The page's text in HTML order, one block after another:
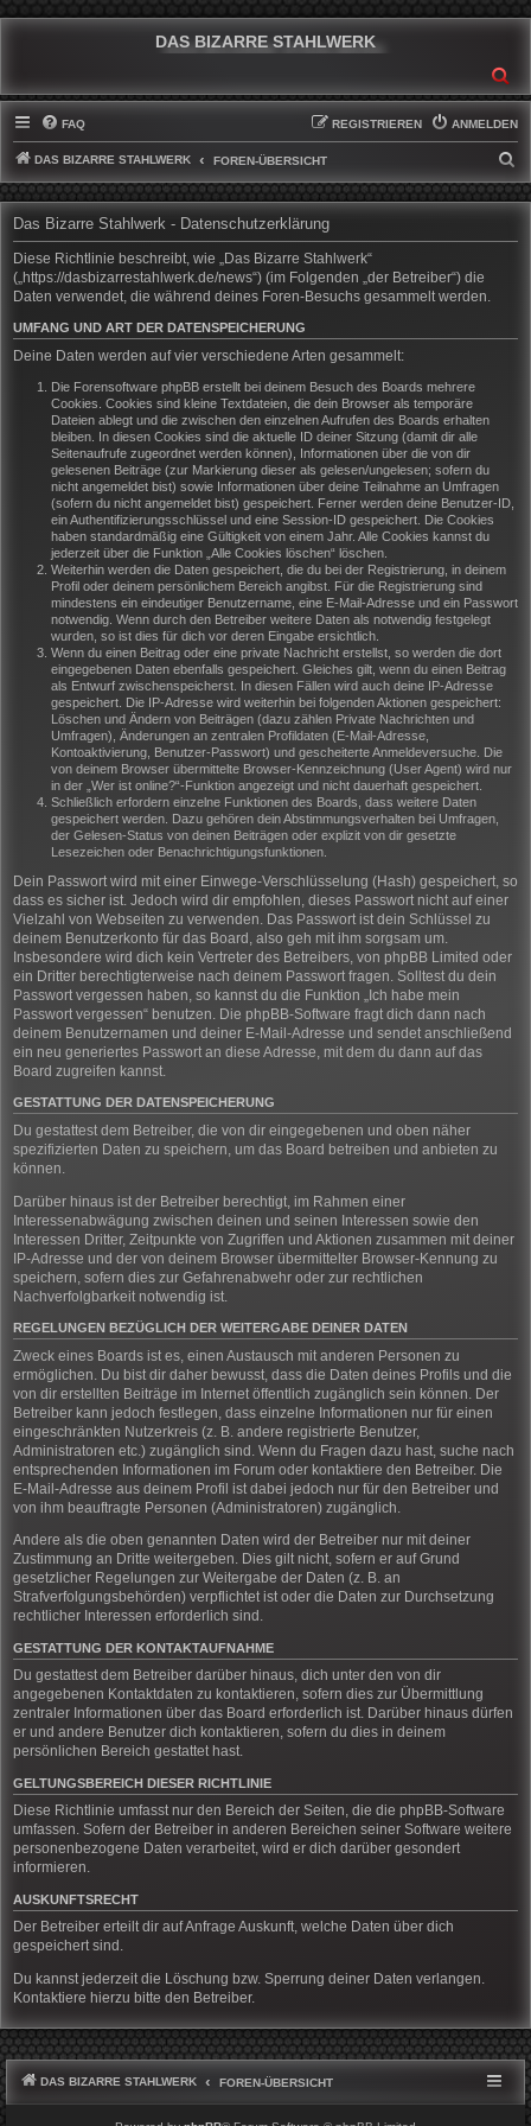
DAS BIZARRE STAHLWERK
FAQ ANMELDEN
REGISTRIEREN
DAS BIZARRE STAHLWERK FOREN-ÜBERSICHT
U
H
Das Bizarre Stahlwerk - Datenschutzerklärung
Diese Richtlinie beschreibt, wie „Das Bizarre Stahlwerk“
(„https://dasbizarrestahlwerk.de/news“) (im Folgenden „der Betreiber“) die
Daten verwendet, die während deines Foren-Besuchs gesammelt werden.
UMFANG UND ART DER DATENSPEICHERUNG
Deine Daten werden auf vier verschiedene Arten gesammelt:
Die Forensoftware phpBB erstellt bei deinem Besuch des Boards mehrere
Cookies. Cookies sind kleine Textdateien, die dein Browser als temporäre
Dateien ablegt und die zwischen den einzelnen Aufrufen des Boards erhalten
bleiben. In diesen Cookies sind die aktuelle ID deiner Sitzung (damit dir alle
Seitenaufrufe zugeordnet werden können), Informationen über die von dir
gelesenen Beiträge (zur Markierung dieser als gelesen/ungelesen; sofern du
nicht angemeldet bist) sowie Informationen über deine Teilnahme an Umfragen
(sofern du nicht angemeldet bist) gespeichert. Ferner werden deine Benutzer-ID,
ein Authentifizierungsschlüssel und eine Session-ID gespeichert. Die Cookies
haben standardmäßig eine Gültigkeit von einem Jahr. Alle Cookies kannst du
jederzeit über die Funktion „Alle Cookies löschen“ löschen.
Weiterhin werden die Daten gespeichert, die du bei der Registrierung, in deinem
Profil oder deinem persönlichem Bereich angibst. Für die Registrierung sind
mindestens ein eindeutiger Benutzername, eine E-Mail-Adresse und ein Passwort
notwendig. Wenn durch den Betreiber weitere Daten als notwendig festgelegt
wurden, so ist dies für dich vor deren Eingabe ersichtlich.
Wenn du einen Beitrag oder eine private Nachricht erstellst, so werden die dort
eingegebenen Daten ebenfalls gespeichert. Gleiches gilt, wenn du einen Beitrag
als Entwurf zwischenspeicherst. In diesen Fällen wird auch deine IP-Adresse
gespeichert. Die IP-Adresse wird weiterhin bei folgenden Aktionen gespeichert:
Löschen und Ändern von Beiträgen (dazu zählen Private Nachrichten und
Umfragen), Änderungen an zentralen Profildaten (E-Mail-Adresse,
Kontoaktivierung, Benutzer-Passwort) und gescheiterte Anmeldeversuche. Die
von deinem Browser übermittelte Browser-Kennzeichnung (User Agent) wird nur
in der „Wer ist online?“-Funktion angezeigt und nicht dauerhaft gespeichert.
Schließlich erfordern einzelne Funktionen des Boards, dass weitere Daten
gespeichert werden. Dazu gehören dein Abstimmungsverhalten bei Umfragen,
der Gelesen-Status von deinen Beiträgen oder explizit von dir gesetzte
Lesezeichen oder Benachrichtigungsfunktionen.
Dein Passwort wird mit einer Einwege-Verschlüsselung (Hash) gespeichert, so
dass es sicher ist. Jedoch wird dir empfohlen, dieses Passwort nicht auf einer
Vielzahl von Webseiten zu verwenden. Das Passwort ist dein Schlüssel zu
deinem Benutzerkonto für das Board, also geh mit ihm sorgsam um.
Insbesondere wird dich kein Vertreter des Betreibers, von phpBB Limited oder
ein Dritter berechtigterweise nach deinem Passwort fragen. Solltest du dein
Passwort vergessen haben, so kannst du die Funktion „Ich habe mein
Passwort vergessen“ benutzen. Die phpBB-Software fragt dich dann nach
deinem Benutzernamen und deiner E-Mail-Adresse und sendet anschließend
ein neu generiertes Passwort an diese Adresse, mit dem du dann auf das
Board zugreifen kannst.
GESTATTUNG DER DATENSPEICHERUNG
Du gestattest dem Betreiber, die von dir eingegebenen und oben näher
spezifizierten Daten zu speichern, um das Board betreiben und anbieten zu
können.
Darüber hinaus ist der Betreiber berechtigt, im Rahmen einer
Interessenabwägung zwischen deinen und seinen Interessen sowie den
Interessen Dritter, Zeitpunkte von Zugriffen und Aktionen zusammen mit deiner
IP-Adresse und der von deinem Browser übermittelter Browser-Kennung zu
speichern, sofern dies zur Gefahrenabwehr oder zur rechtlichen
Nachverfolgbarkeit notwendig ist.
REGELUNGEN BEZÜGLICH DER WEITERGABE DEINER DATEN
Zweck eines Boards ist es, einen Austausch mit anderen Personen zu
ermöglichen. Du bist dir daher bewusst, dass die Daten deines Profils und die
von dir erstellten Beiträge im Internet öffentlich zugänglich sein können. Der
Betreiber kann jedoch festlegen, dass einzelne Informationen nur für einen
eingeschränkten Nutzerkreis (z. B. andere registrierte Benutzer,
Administratoren etc.) zugänglich sind. Wenn du Fragen dazu hast, suche nach
entsprechenden Informationen im Forum oder kontaktiere den Betreiber. Die
E-Mail-Adresse aus deinem Profil ist dabei jedoch nur für den Betreiber und
von ihm beauftragte Personen (Administratoren) zugänglich.
Andere als die oben genannten Daten wird der Betreiber nur mit deiner
Zustimmung an Dritte weitergeben. Dies gilt nicht, sofern er auf Grund
gesetzlicher Regelungen zur Weitergabe der Daten (z. B. an
Strafverfolgungsbehörden) verpflichtet ist oder die Daten zur Durchsetzung
rechtlicher Interessen erforderlich sind.
GESTATTUNG DER KONTAKTAUFNAHME
Du gestattest dem Betreiber darüber hinaus, dich unter den von dir
angegebenen Kontaktdaten zu kontaktieren, sofern dies zur Übermittlung
zentraler Informationen über das Board erforderlich ist. Darüber hinaus dürfen
er und andere Benutzer dich kontaktieren, sofern du dies in deinem
persönlichen Bereich gestattet hast.
GELTUNGSBEREICH DIESER RICHTLINIE
Diese Richtlinie umfasst nur den Bereich der Seiten, die die phpBB-Software
umfassen. Sofern der Betreiber in anderen Bereichen seiner Software weitere
personenbezogene Daten verarbeitet, wird er dich darüber gesondert
informieren.
AUSKUNFTSRECHT
Der Betreiber erteilt dir auf Anfrage Auskunft, welche Daten über dich
gespeichert sind.
Du kannst jederzeit die Löschung bzw. Sperrung deiner Daten verlangen.
Kontaktiere hierzu bitte den Betreiber.
DAS BIZARRE STAHLWERK FOREN-ÜBERSICHT